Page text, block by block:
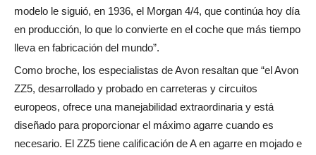
modelo le siguió, en 1936, el Morgan 4/4, que continúa hoy día
en producción, lo que lo convierte en el coche que más tiempo
lleva en fabricación del mundo”.
Como broche, los especialistas de Avon resaltan que “el Avon
ZZ5, desarrollado y probado en carreteras y circuitos
europeos, ofrece una manejabilidad extraordinaria y está
diseñado para proporcionar el máximo agarre cuando es
necesario. El ZZ5 tiene calificación de A en agarre en mojado e